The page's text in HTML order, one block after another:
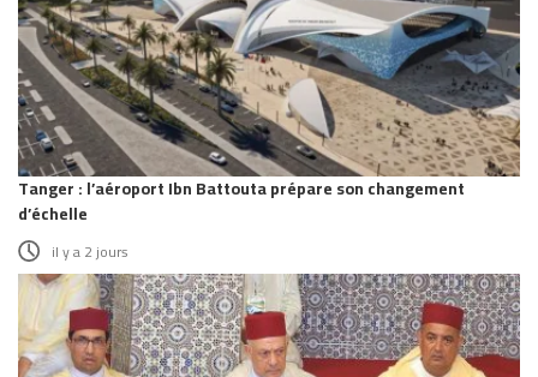
Tanger : l’aéroport Ibn Battouta prépare son changement
d’échelle
il y a 2 jours